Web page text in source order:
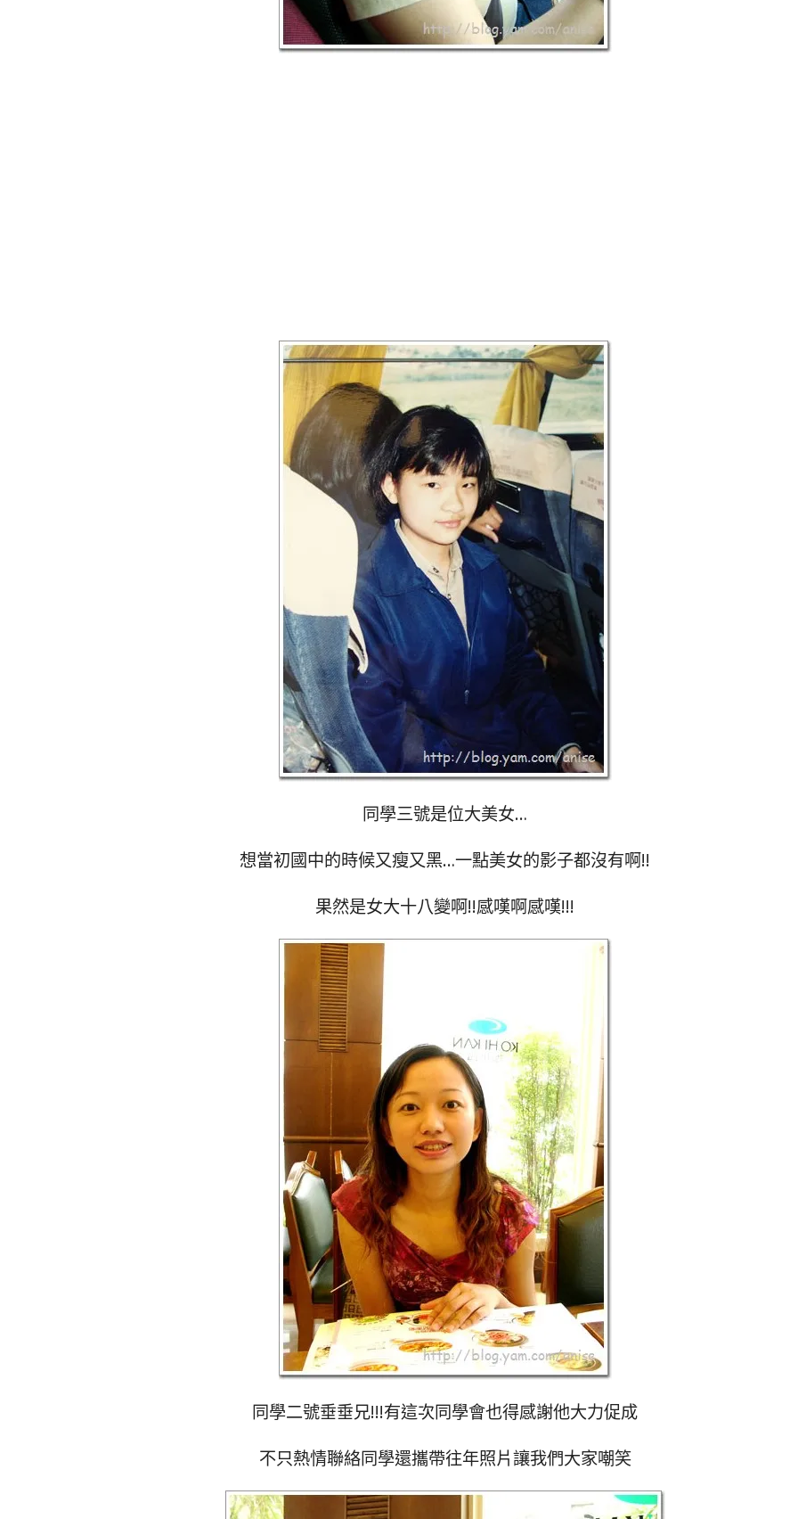
同學三號是位大美女…
想當初國中的時候又瘦又黑…一點美女的影子都沒有啊!!
果然是女大十八變啊!!感嘆啊感嘆!!!
同學二號垂垂兄!!!有這次同學會也得感謝他大力促成
不只熱情聯絡同學還攜帶往年照片讓我們大家嘲笑